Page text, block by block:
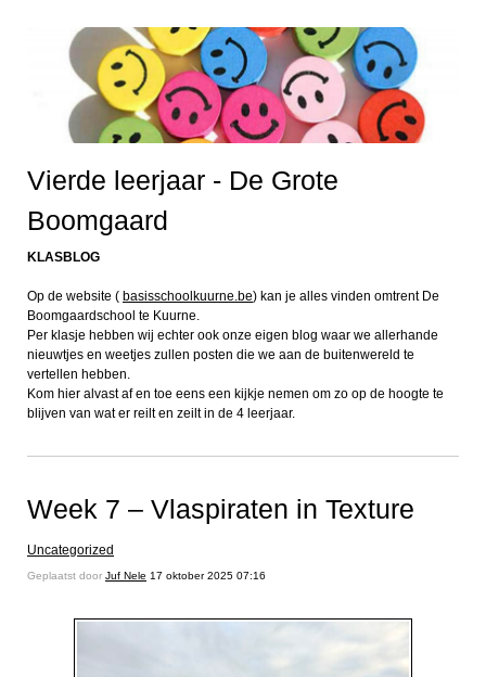
Vierde leerjaar - De Grote
Boomgaard
KLASBLOG
Op de website ( basisschoolkuurne.be) kan je alles vinden omtrent De
Boomgaardschool te Kuurne.
Per klasje hebben wij echter ook onze eigen blog waar we allerhande
nieuwtjes en weetjes zullen posten die we aan de buitenwereld te
vertellen hebben.
Kom hier alvast af en toe eens een kijkje nemen om zo op de hoogte te
blijven van wat er reilt en zeilt in de 4 leerjaar.
Week 7 – Vlaspiraten in Texture
Uncategorized
Geplaatst door Juf Nele 17 oktober 2025 07:16